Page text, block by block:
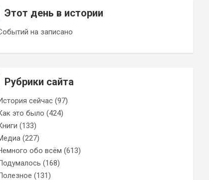
Этот день в истории
на записано
Рубрики сайта
сейчас (97)
это было (424)
(133)
(227)
обо всём (613)
(168)
(131)